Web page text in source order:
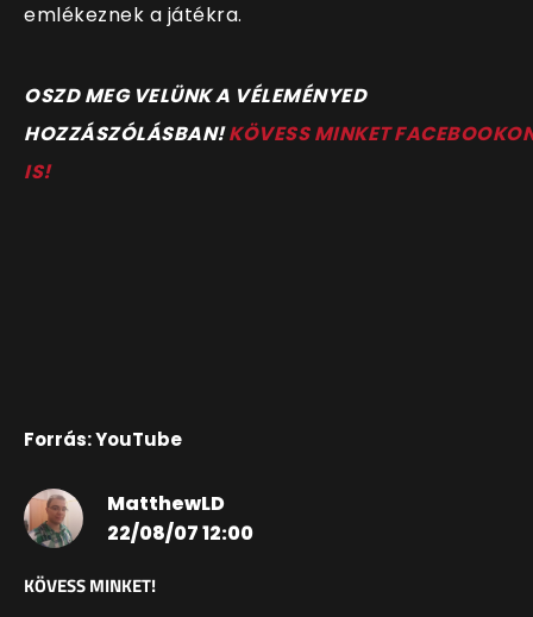
emlékeznek a játékra.
OSZD MEG VELÜNK A VÉLEMÉNYED
HOZZÁSZÓLÁSBAN!KÖVESS MINKET
IS!
Forrás: YouTube
MatthewLD
22/08/07 12:00
KÖVESS MINKET!